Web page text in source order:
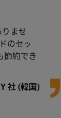
ませ
のセッ
節約でき
社 (韓国)